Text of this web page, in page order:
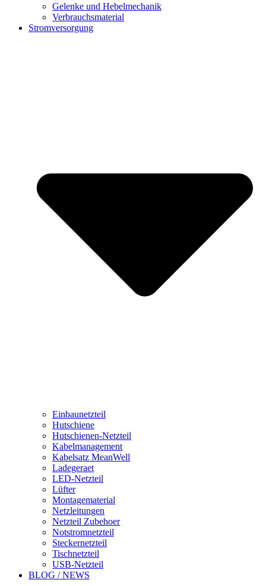
Gelenke und Hebelmechanik
Verbrauchsmaterial
Stromversorgung
Einbaunetzteil
Hutschiene
Hutschienen-Netzteil
Kabelmanagement
Kabelsatz MeanWell
Ladegeraet
LED-Netzteil
Lüfter
Montagematerial
Netzleitungen
Netzteil Zubehoer
Notstromnetzteil
Steckernetzteil
Tischnetzteil
USB-Netzteil
BLOG / NEWS